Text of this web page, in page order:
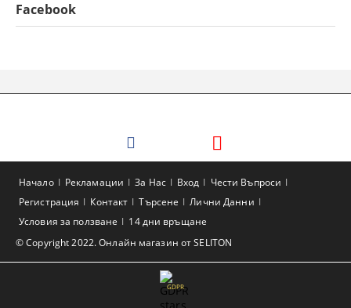
Facebook
© Copyright 2022. Онлайн магазин от SELITON
Начало Рекламации За Нас Вход
Чести Въпроси
Регистрация
Контакт Търсене
Лични Данни
Условия за ползване
14 дни връщане
GDPR